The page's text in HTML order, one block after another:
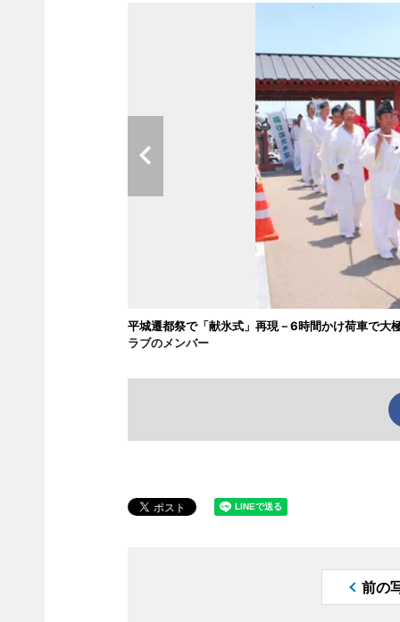
平城遷都祭で「献氷式」再現－6時間かけ荷車で大
ラブのメンバー
前の